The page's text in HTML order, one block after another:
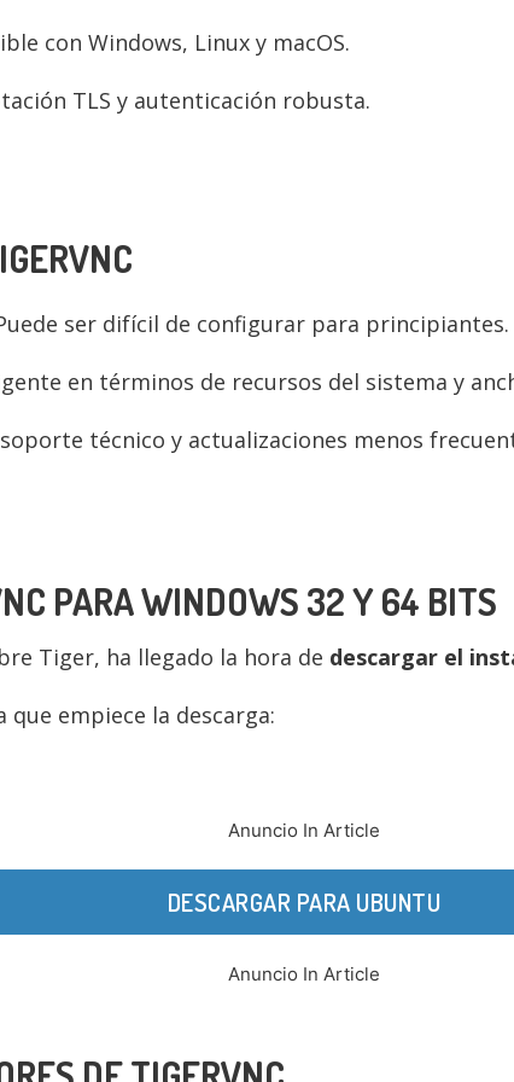
con Windows, Linux y macOS.
TLS y autenticación robusta.
ser difícil de configurar para principiantes.
en términos de recursos del sistema y
técnico y actualizaciones menos
PARA WINDOWS 32 Y 64 BITS
Tiger, ha llegado la hora de descargar el
empiece la descarga:
Anuncio In Article
DESCARGAR PARA UBUNTU
Anuncio In Article